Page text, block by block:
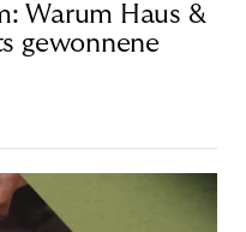
Warum Haus &
gewonnene